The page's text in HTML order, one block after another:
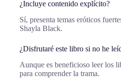
¿Incluye contenido explícito?
Sí, presenta temas eróticos
Shayla Black.
¿Disfrutaré este libro si no he
Aunque es beneficioso leer los
para comprender la trama.